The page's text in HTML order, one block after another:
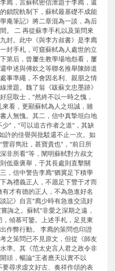
廌，言蘇軾密信泄題于李廌，還
鎖院軌制下，蘇軾最基礎不成能
庵筆記》將二章混為一談，為后
。 二 再從蘇李手札以及策問來
封。此中《與李方叔書》是李廌
封手札，可窺蘇軾為人處世的立
第后，曾屢生教學場地怨看，屢
申述與傅欽之等聯名推舉陳師道
事準繩，不會因名利、親朋之情
泄題。魏了翁《跋蘇文忠墨跡》
惡取士，“然終不以一時之愧，
看，更顯蘇軾為人之坦誠，雖
人無愧。其二，信中真摯坦白地
”，“可以追古作者之道”，其缺
許的佳譽與批駁還不止一次。如
豐容雋壯，甚寶貴也”，“前日所
非所看”等，闡明蘇軾對方叔文
低垂褒舉，于其長處則直擊關
，信中警告李廌“猶冀足下積學
為禮義正人，不愿足下豐于才而
才有德的正人，不為急進好名
記》自言“廌少時有急進交流好
誨之。蘇軾“非愛之深期之遠，
傾慕可鑒。上述手札，足見東
作弊行動。 李廌的策問也印證
之策問已不見原文，但從《師友
準。其《范太史言人君之政令非
頭，暢論“王者應天以實不以
尋求虛文好古、奏祥作頌的表